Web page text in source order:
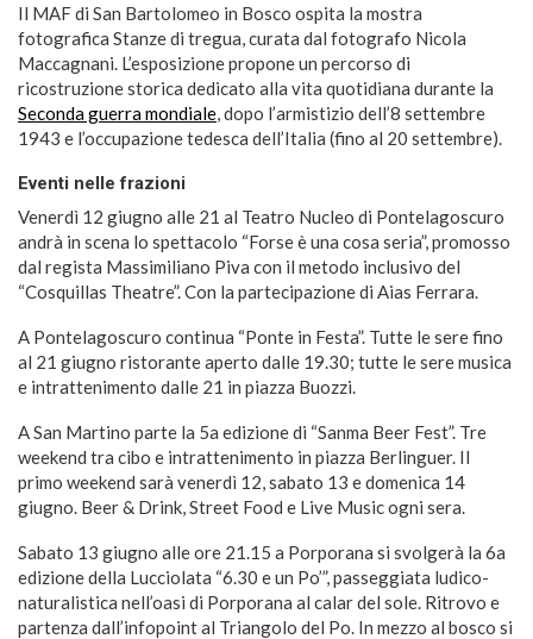
Il MAF di San Bartolomeo in Bosco ospita la mostra
fotografica Stanze di tregua, curata dal fotografo Nicola
Maccagnani. L’esposizione propone un percorso di
ricostruzione storica dedicato alla vita quotidiana durante la
Seconda guerra mondiale, dopo l’armistizio dell’8 settembre
1943 e l’occupazione tedesca dell’Italia (fino al 20 settembre).
Eventi nelle frazioni
Venerdì 12 giugno alle 21 al Teatro Nucleo di Pontelagoscuro
andrà in scena lo spettacolo “Forse è una cosa seria”, promosso
dal regista Massimiliano Piva con il metodo inclusivo del
“Cosquillas Theatre”. Con la partecipazione di Aias Ferrara.
A Pontelagoscuro continua “Ponte in Festa”. Tutte le sere fino
al 21 giugno ristorante aperto dalle 19.30; tutte le sere musica
e intrattenimento dalle 21 in piazza Buozzi.
A San Martino parte la 5a edizione di “Sanma Beer Fest”. Tre
weekend tra cibo e intrattenimento in piazza Berlinguer. Il
primo weekend sarà venerdì 12, sabato 13 e domenica 14
giugno. Beer & Drink, Street Food e Live Music ogni sera.
Sabato 13 giugno alle ore 21.15 a Porporana si svolgerà la 6a
edizione della Lucciolata “6.30 e un Po’”, passeggiata ludico-
naturalistica nell’oasi di Porporana al calar del sole. Ritrovo e
partenza dall’infopoint al Triangolo del Po. In mezzo al bosco si